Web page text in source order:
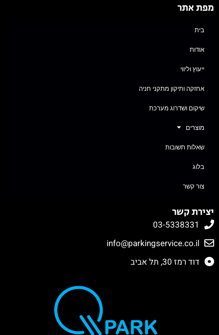
מפת אתר
בית
אודות
ייעוץ וליווי
אחזקה ותיקון מתקני חניה
שיקום ושדרוג מערכת
מוצרים
שאלות תשובות
בלוג
צור קשר
יצירת קשר
03-5338331
info@parkingservice.co.il
דוד רמז 30, תל אביב